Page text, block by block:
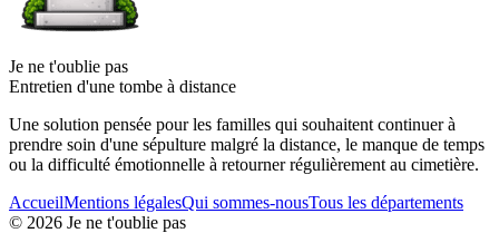
Je ne t'oublie pas
Entretien d'une tombe à distance
Une solution pensée pour les familles qui souhaitent continuer à
prendre soin d'une sépulture malgré la distance, le manque de temps
ou la difficulté émotionnelle à retourner régulièrement au cimetière.
AccueilMentions légalesQui sommes-nousTous les départements
© 2026 Je ne t'oublie pas